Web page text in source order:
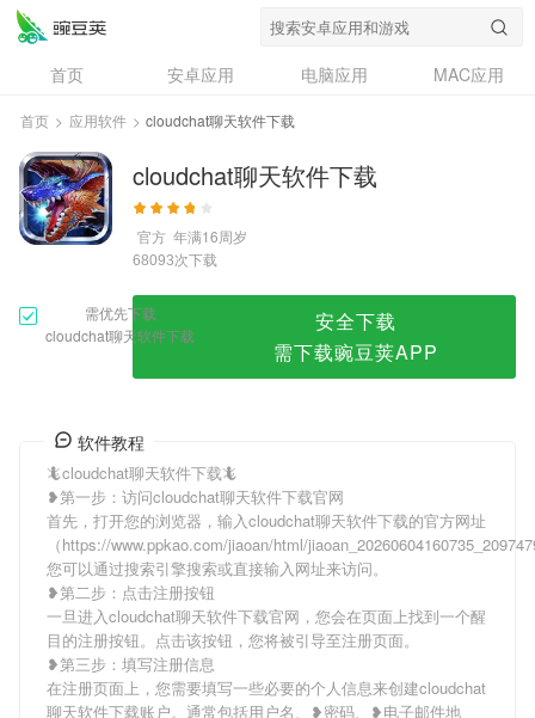
cloudchat聊天软件下载
首页 安卓应用 电脑应用
MAC应用
资讯
专题
问答
首页 > 应用软件 > cloudchat聊天软件下载
cloudchat聊天软件下载
官方 年满16周岁
68093次下载
需优先下载
cloudchat聊天软件下载
安全下载
需下载豌豆荚APP
软件教程
🦎cloudchat聊天软件下载🦎
❥第一步：访问cloudchat聊天软件下载官网
首先，打开您的浏览器，输入cloudchat聊天软件下载的官方网址
（https://www.ppkao.com/jiaoan/html/
您可以通过搜索引擎搜索或直接输入网址来访问。
❥第二步：点击注册按钮
一旦进入cloudchat聊天软件下载官网，您会在页面上找到一个醒
目的注册按钮。点击该按钮，您将被引导至注册页面。
❥第三步：填写注册信息
在注册页面上，您需要填写一些必要的个人信息来创建cloudchat
聊天软件下载账户。通常包括用户名、❥密码、❥电子邮件地